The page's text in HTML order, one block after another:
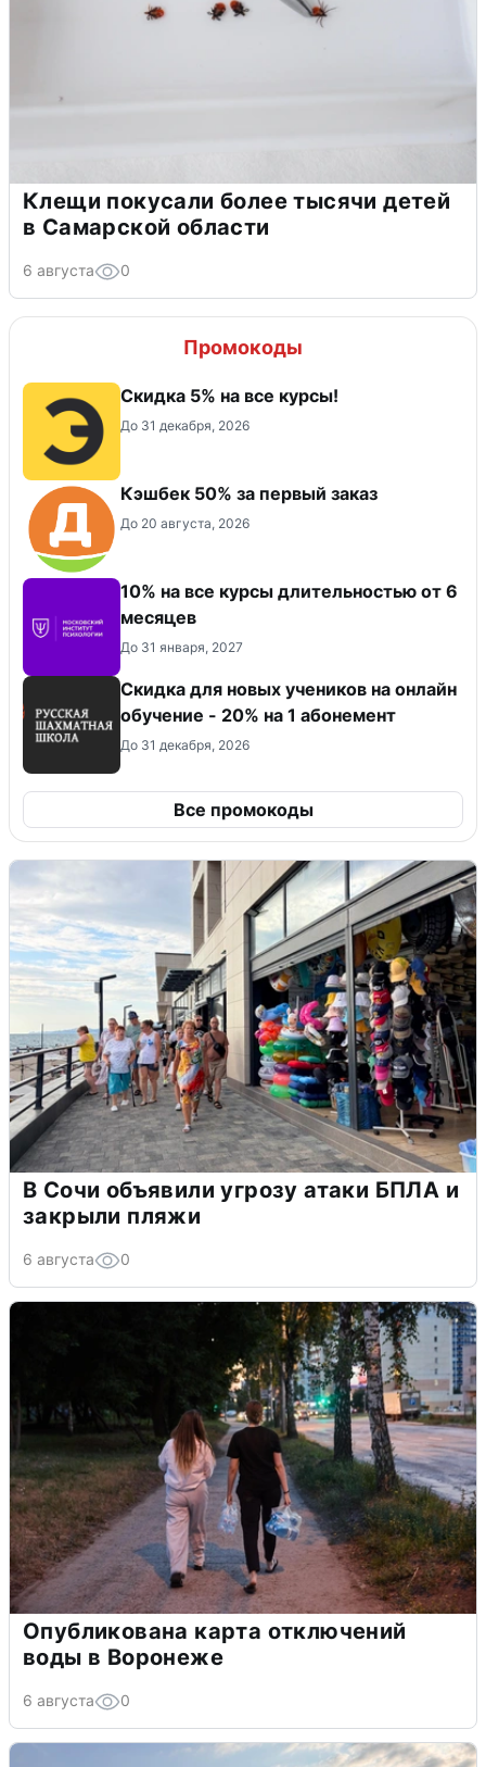
Клещи покусали более тысячи детей
в Самарской области
6 августа 0
Промокоды
Скидка 5% на все курсы!
До 31 декабря, 2026
Кэшбек 50% за первый заказ
До 20 августа, 2026
10% на все курсы длительностью от 6
месяцев
До 31 января, 2027
Скидка для новых учеников на онлайн
обучение - 20% на 1 абонемент
До 31 декабря, 2026
Все промокоды
В Сочи объявили угрозу атаки БПЛА и
закрыли пляжи
6 августа 0
Опубликована карта отключений
воды в Воронеже
6 августа 0